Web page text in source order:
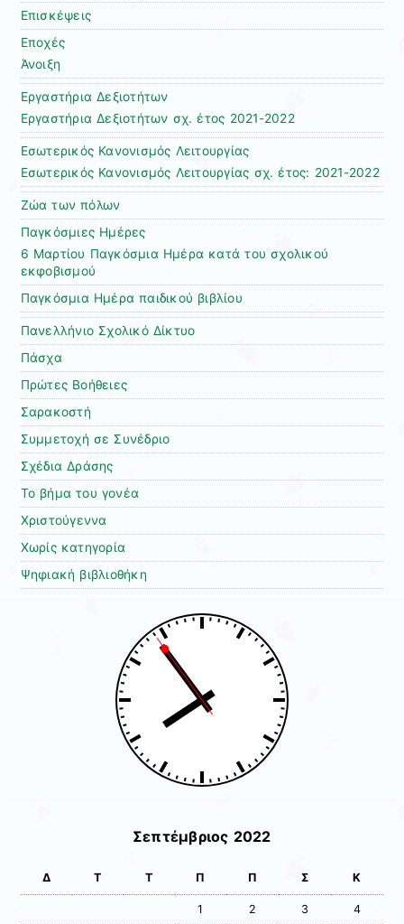
Επισκέψεις
Εποχές
Άνοιξη
Εργαστήρια Δεξιοτήτων
Εργαστήρια Δεξιοτήτων σχ. έτος 2021-2022
Εσωτερικός Κανονισμός Λειτουργίας
Εσωτερικός Κανονισμός Λειτουργίας σχ. έτος: 2021-2022
Ζώα των πόλων
Παγκόσμιες Ημέρες
6 Μαρτίου Παγκόσμια Ημέρα κατά του σχολικού
εκφοβισμού
Παγκόσμια Ημέρα παιδικού βιβλίου
Πανελλήνιο Σχολικό Δίκτυο
Πάσχα
Πρώτες Βοήθειες
Σαρακοστή
Συμμετοχή σε Συνέδριο
Σχέδια Δράσης
Το βήμα του γονέα
Χριστούγεννα
Χωρίς κατηγορία
Ψηφιακή βιβλιοθήκη
Σεπτέμβριος 2022
Δ Τ Τ Π Π Σ Κ
1 2 3 4